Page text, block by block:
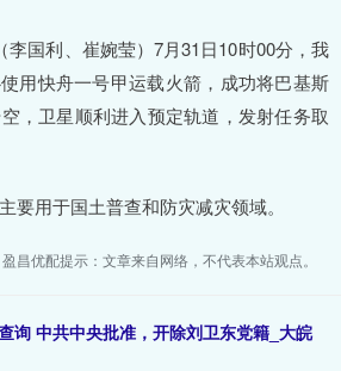
李国利、崔婉莹）7月31日10时00分，我
用快舟一号甲运载火箭，成功将巴基斯
，卫星顺利进入预定轨道，发射任务取
要用于国土普查和防灾减灾领域。
盈昌优配提示：文章来自网络，不代表本站观点。
询 中共中央批准，开除刘卫东党籍_大皖